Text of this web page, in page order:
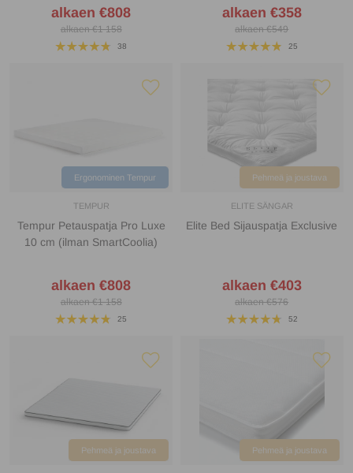
alkaen €808
alkaen €1 158
38
alkaen €358
alkaen €549
25
Ergonominen Tempur
TEMPUR
Tempur Petauspatja Pro Luxe
10 cm (ilman SmartCoolia)
alkaen €808
alkaen €1 158
25
Pehmeä ja joustava
ELITE SÄNGAR
Elite Bed Sijauspatja Exclusive
alkaen €403
alkaen €576
52
Pehmeä ja joustava Pehmeä ja joustava